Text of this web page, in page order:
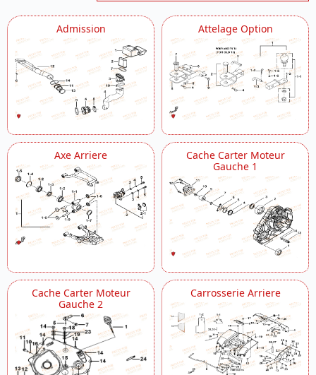
Carter Moteur Droit
Carter Moteur Gauche 1
Carter Moteur Gauche 2
Chassis
Coffre Arriere Option
Colonne De Direction
Compteur
Cylindre
Debitmetre
Differentiel Arriere
Differentiel Avant
Direction Assistee Selon Modele
Echappement
Eclairage Arriere
Eclairage Avant
Eclairage Avant Option
Etiquettes De Securite
Filtre A Air
Frein Arriere Jusqu Au No Serie 017381
Frein Avant Jusqu Au No Serie 017381
Guidon
Levier De Vitesses
Maitre Cylindre
Admission Attelage Option
Axe Arriere
Cache Carter Moteur
Gauche 1
Cache Carter Moteur
Gauche 2
Carrosserie Arriere